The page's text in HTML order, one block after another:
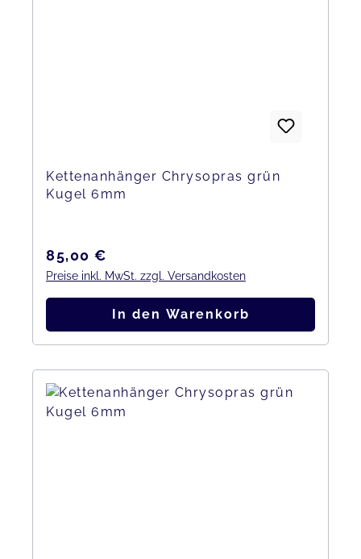
Kettenanhänger Chrysopras grün
Kugel 6mm
Regulärer Preis:
85,00 €
Preise inkl. MwSt. zzgl. Versandkosten
In den Warenkorb